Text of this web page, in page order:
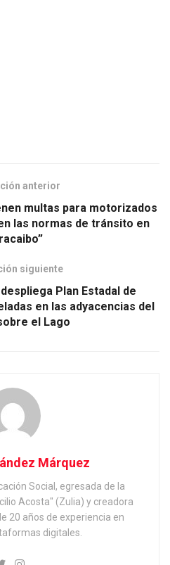
anterior
multas para motorizados
las normas de tránsito en
siguiente
Plan Estadal de
en las adyacencias del
el Lago
Márquez
Social, egresada de la
Acosta" (Zulia) y creadora
20 años de experiencia en
digitales.